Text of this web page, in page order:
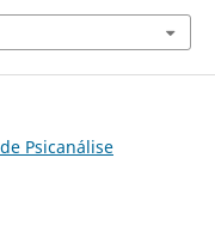
Psicanálise